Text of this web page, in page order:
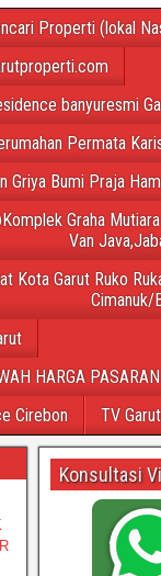
Properti (lokal
banyuresmi
Permata
Griya Bumi Praja
Graha
Van
Kota Garut Ruko
Cimanuk/
HARGA
Cirebon
TV
Konsultasi